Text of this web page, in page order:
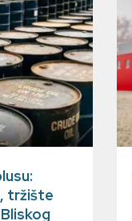
tržište